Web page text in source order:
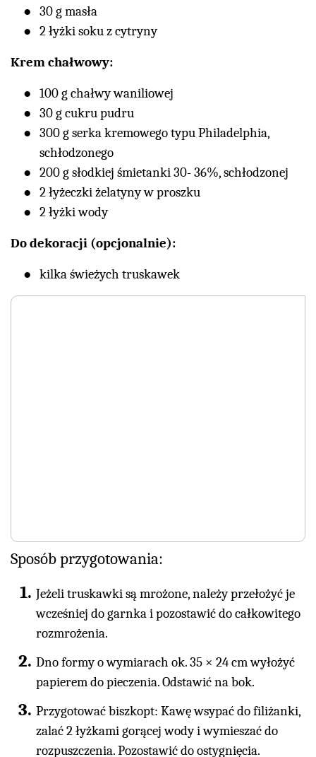
30 g masła
2 łyżki soku z cytryny
Krem chałwowy:
100 g chałwy waniliowej
30 g cukru pudru
300 g serka kremowego typu Philadelphia,
schłodzonego
200 g słodkiej śmietanki 30- 36%, schłodzonej
2 łyżeczki żelatyny w proszku
2 łyżki wody
Do dekoracji (opcjonalnie):
kilka świeżych truskawek
Sposób przygotowania:
Jeżeli truskawki są mrożone, należy przełożyć je
wcześniej do garnka i pozostawić do całkowitego
rozmrożenia.
Dno formy o wymiarach ok. 35 × 24 cm wyłożyć
papierem do pieczenia. Odstawić na bok.
Przygotować biszkopt: Kawę wsypać do filiżanki,
zalać 2 łyżkami gorącej wody i wymieszać do
rozpuszczenia. Pozostawić do ostygnięcia.